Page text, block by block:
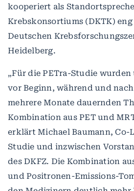
kooperiert als
Krebskonsortiums (DKTK)
Deutschen
Heidelberg.
„Für die PETra-Studie
vor Beginn, während und
mehrere Monate dauernden
Kombination aus PET und
erklärt Michael Baumann, Co-
Studie und inzwischen
des DKFZ. Die Kombination
und Positronen-Emissions-